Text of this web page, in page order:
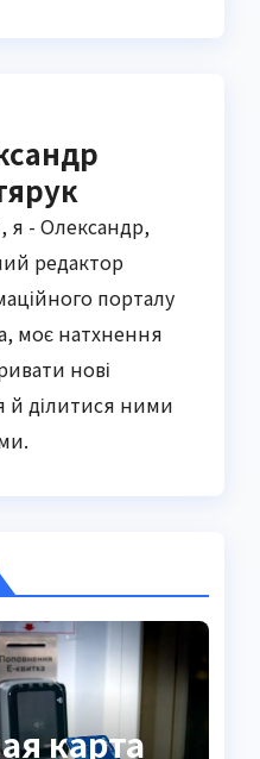
я - Олександр,
редактор
порталу
моє натхнення
нові
й ділитися ними
карта